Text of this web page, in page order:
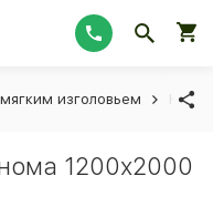
изголовьем
1200x2000